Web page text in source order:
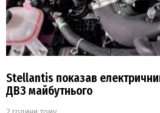
Stellantis показав
ДВЗ майбутнього